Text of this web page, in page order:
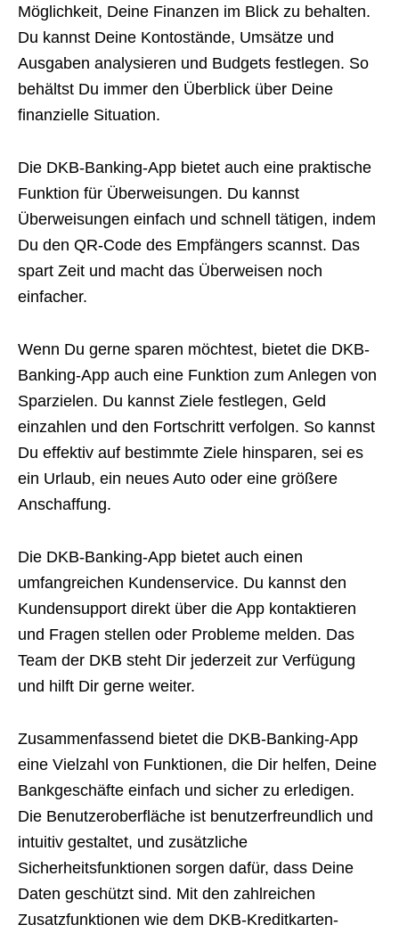
Möglichkeit, Deine Finanzen im Blick zu behalten.
Du kannst Deine Kontostände, Umsätze und
Ausgaben analysieren und Budgets festlegen. So
behältst Du immer den Überblick über Deine
finanzielle Situation.
Die DKB-Banking-App bietet auch eine praktische
Funktion für Überweisungen. Du kannst
Überweisungen einfach und schnell tätigen, indem
Du den QR-Code des Empfängers scannst. Das
spart Zeit und macht das Überweisen noch
einfacher.
Wenn Du gerne sparen möchtest, bietet die DKB-
Banking-App auch eine Funktion zum Anlegen von
Sparzielen. Du kannst Ziele festlegen, Geld
einzahlen und den Fortschritt verfolgen. So kannst
Du effektiv auf bestimmte Ziele hinsparen, sei es
ein Urlaub, ein neues Auto oder eine größere
Anschaffung.
Die DKB-Banking-App bietet auch einen
umfangreichen Kundenservice. Du kannst den
Kundensupport direkt über die App kontaktieren
und Fragen stellen oder Probleme melden. Das
Team der DKB steht Dir jederzeit zur Verfügung
und hilft Dir gerne weiter.
Zusammenfassend bietet die DKB-Banking-App
eine Vielzahl von Funktionen, die Dir helfen, Deine
Bankgeschäfte einfach und sicher zu erledigen.
Die Benutzeroberfläche ist benutzerfreundlich und
intuitiv gestaltet, und zusätzliche
Sicherheitsfunktionen sorgen dafür, dass Deine
Daten geschützt sind. Mit den zahlreichen
Zusatzfunktionen wie dem DKB-Kreditkarten-